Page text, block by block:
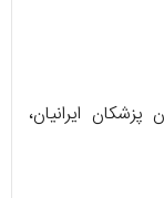
ایرانیان،